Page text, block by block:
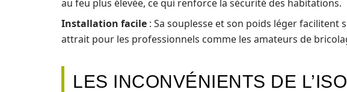
au feu plus élevée, ce qui renforce la sécurité des habitations.
Installation facile : Sa souplesse et son poids léger
attrait pour les professionnels comme les amateurs de
LES INCONVÉNIENTS DE